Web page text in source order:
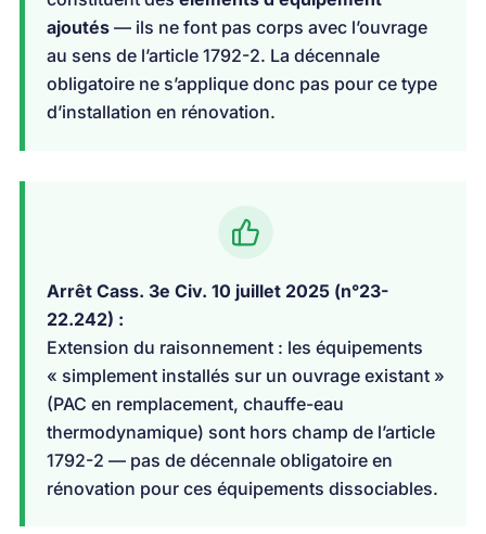
ajoutés — ils ne font pas corps avec l’ouvrage
au sens de l’article 1792-2. La décennale
obligatoire ne s’applique donc pas pour ce type
d’installation en rénovation.
Arrêt Cass. 3e Civ. 10 juillet 2025 (n°23-
22.242) :
Extension du raisonnement : les équipements
« simplement installés sur un ouvrage existant »
(PAC en remplacement, chauffe-eau
thermodynamique) sont hors champ de l’article
1792-2 — pas de décennale obligatoire en
rénovation pour ces équipements dissociables.